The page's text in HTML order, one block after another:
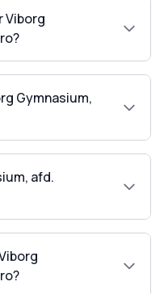
Viborg
Gymnasium,
afd.